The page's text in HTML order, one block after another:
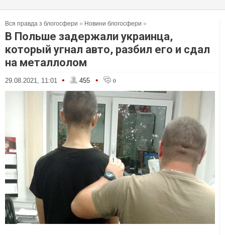
Вся правда з блогосфери » Новини блогосфери »
В Польше задержали украинца,
который угнал авто, разбил его и сдал
на металлолом
29.08.2021, 11:01 • 455 • 0